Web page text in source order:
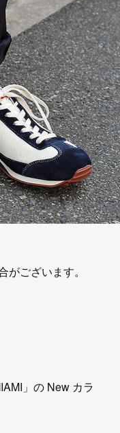
ございます。
」の New カラ